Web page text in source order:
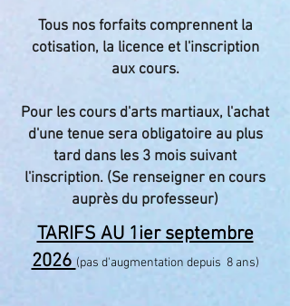
Tous nos forfaits comprennent la
cotisation, la licence et l'inscription
aux cours.
Pour les cours d'arts martiaux, l'achat
d'une tenue sera obligatoire au plus
tard dans les 3 mois suivant
l'inscription. (Se renseigner en cours
auprès du professeur)
TARIFS AU 1ier septembre
2026 (pas d'augmentation depuis 8 ans)